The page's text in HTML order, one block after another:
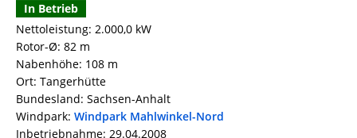
In Betrieb
Nettoleistung: 2.000,0 kW
Rotor-Ø: 82 m
Nabenhöhe: 108 m
Ort: Tangerhütte
Bundesland: Sachsen-Anhalt
Windpark: Windpark Mahlwinkel-Nord
Inbetriebnahme: 29.04.2008